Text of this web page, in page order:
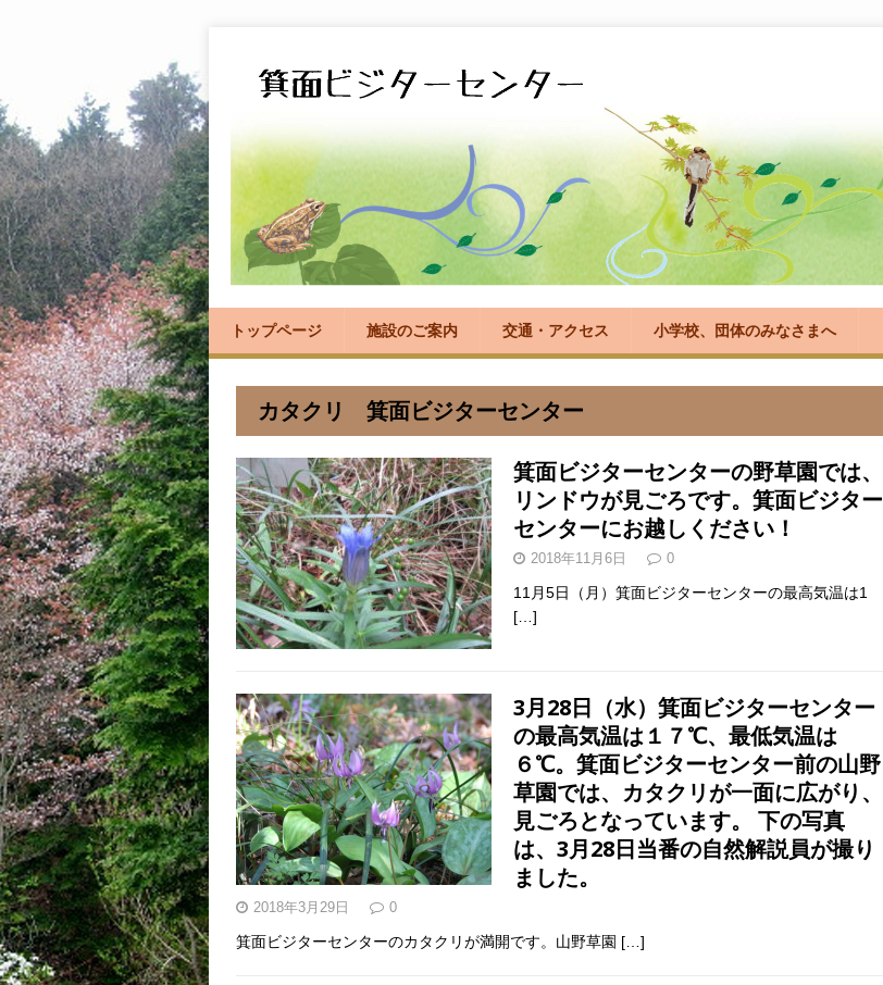
トップページ 施設のご案内 交通・アクセス 小学校、団体のみなさまへ
カタクリ 箕面ビジターセンター
箕面ビジターセンターの野草園では、
リンドウが見ごろです。箕面ビジター
センターにお越しください！
2018年11月6日 0
11月5日（月）箕面ビジターセンターの最高気温は1
[…]
3月28日（水）箕面ビジターセンター
の最高気温は１７℃、最低気温は
６℃。箕面ビジターセンター前の山野
草園では、カタクリが一面に広がり、
見ごろとなっています。 下の写真
は、3月28日当番の自然解説員が撮り
ました。
2018年3月29日 0
箕面ビジターセンターのカタクリが満開です。山野草園 […]